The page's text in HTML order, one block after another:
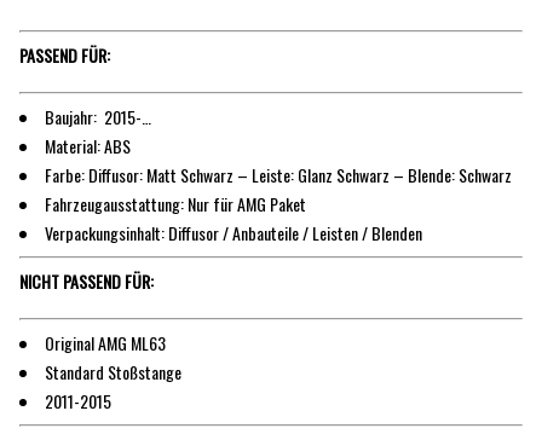
PASSEND FÜR:
Baujahr: 2015-…
Material: ABS
Farbe: Diffusor: Matt Schwarz – Leiste: Glanz Schwarz – Blende: Schwarz
Fahrzeugausstattung: Nur für AMG Paket
Verpackungsinhalt: Diffusor / Anbauteile / Leisten / Blenden
NICHT PASSEND FÜR:
Original AMG ML63
Standard Stoßstange
2011-2015